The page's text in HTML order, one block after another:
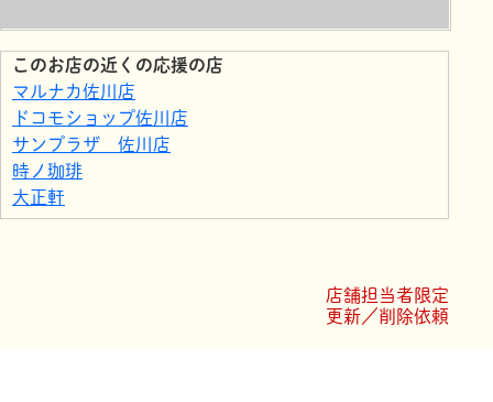
このお店の近くの応援の店
マルナカ佐川店
ドコモショップ佐川店
サンプラザ 佐川店
時ノ珈琲
大正軒
サンシャイン 佐川
店舗担当者限定
更新／削除依頼